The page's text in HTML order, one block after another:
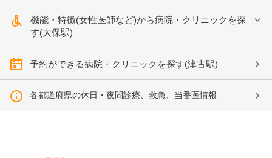
機能・特徴(女性医師など)から病院・クリニックを探
す(大保駅)
予約ができる病院・クリニックを探す(津古駅)
各都道府県の休日・夜間診療、救急、当番医情報